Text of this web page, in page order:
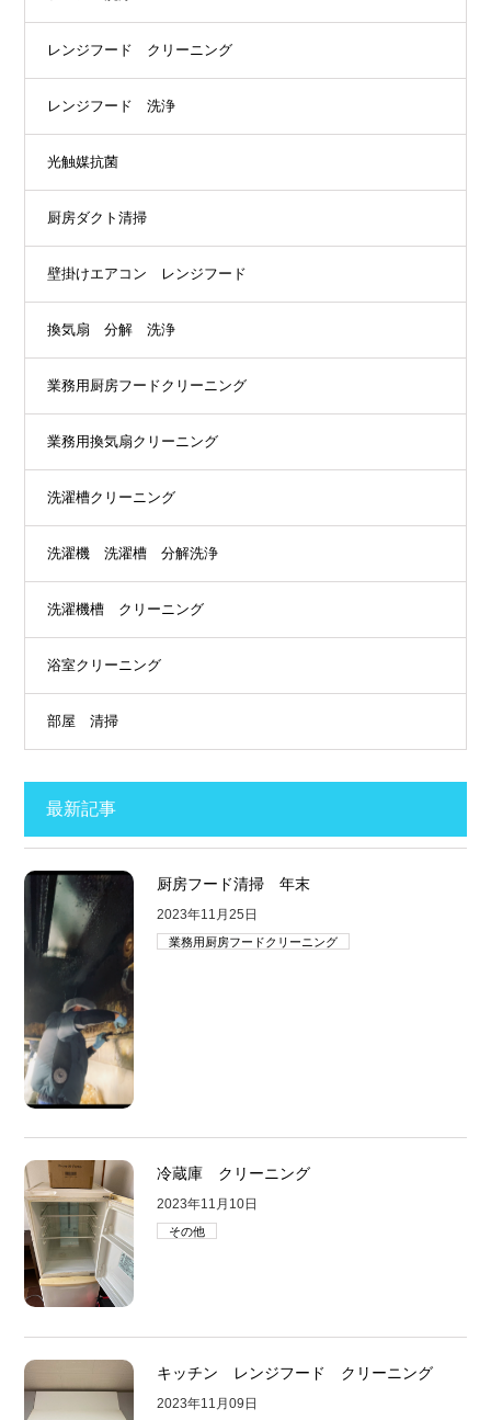
レンジフード クリーニング
レンジフード 洗浄
光触媒抗菌
厨房ダクト清掃
壁掛けエアコン レンジフード
換気扇 分解 洗浄
業務用厨房フードクリーニング
業務用換気扇クリーニング
洗濯槽クリーニング
洗濯機 洗濯槽 分解洗浄
洗濯機槽 クリーニング
浴室クリーニング
部屋 清掃
最新記事
厨房フード清掃 年末
2023年11月25日
業務用厨房フードクリーニング
冷蔵庫 クリーニング
2023年11月10日
その他
キッチン レンジフード クリーニング
2023年11月09日